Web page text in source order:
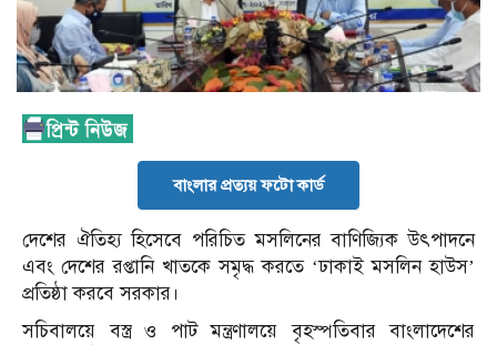
বাংলার প্রত্যয় ফটো কার্ড
দেশের ঐতিহ্য হিসেবে পরিচিত মসলিনের বাণিজ্যিক উৎপাদনে
এবং দেশের রপ্তানি খাতকে সমৃদ্ধ করতে ‘ঢাকাই মসলিন হাউস’
প্রতিষ্ঠা করবে সরকার।
সচিবালয়ে বস্ত্র ও পাট মন্ত্রণালয়ে বৃহস্পতিবার বাংলাদেশের